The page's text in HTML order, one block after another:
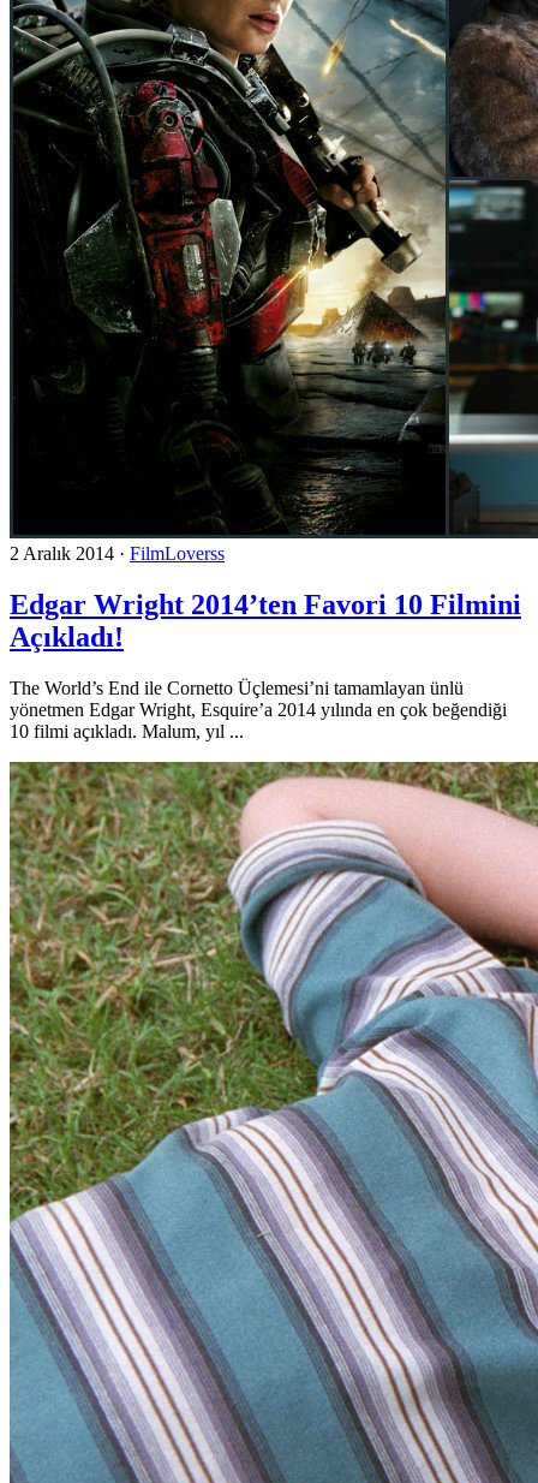
2 Aralık 2014 · FilmLoverss
Edgar Wright 2014’ten Favori 10 Filmini
Açıkladı!
The World’s End ile Cornetto Üçlemesi’ni tamamlayan ünlü
yönetmen Edgar Wright, Esquire’a 2014 yılında en çok beğendiği
10 filmi açıkladı. Malum, yıl ...